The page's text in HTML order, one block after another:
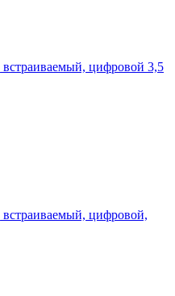
цифровой 3,5
цифровой,